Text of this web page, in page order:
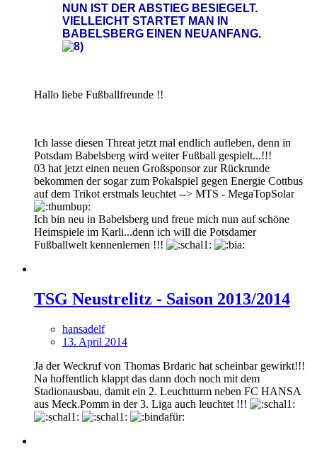
NUN IST DER ABSTIEG BESIEGELT.
VIELLEICHT STARTET MAN IN
BABELSBERG EINEN NEUANFANG.
Hallo liebe Fußballfreunde !!
Ich lasse diesen Threat jetzt mal endlich aufleben, denn in
Potsdam Babelsberg wird weiter Fußball gespielt...!!!
03 hat jetzt einen neuen Großsponsor zur Rückrunde
bekommen der sogar zum Pokalspiel gegen Energie Cottbus
auf dem Trikot erstmals leuchtet --> MTS - MegaTopSolar
Ich bin neu in Babelsberg und freue mich nun auf schöne
Heimspiele im Karli...denn ich will die Potsdamer
Fußballwelt kennenlernen !!!
TSG Neustrelitz - Saison 2013/2014
hansadelf
13. April 2014
Ja der Weckruf von Thomas Brdaric hat scheinbar gewirkt!!!
Na hoffentlich klappt das dann doch noch mit dem
Stadionausbau, damit ein 2. Leuchtturm neben FC HANSA
aus Meck.Pomm in der 3. Liga auch leuchtet !!!